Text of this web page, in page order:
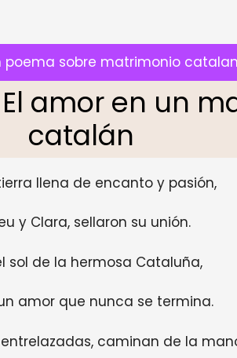
poema sobre matrimonio catalan
amor en un
catalán
llena de encanto y pasión,
y Clara, sellaron su unión.
sol de la hermosa Cataluña,
amor que nunca se termina.
caminan de la